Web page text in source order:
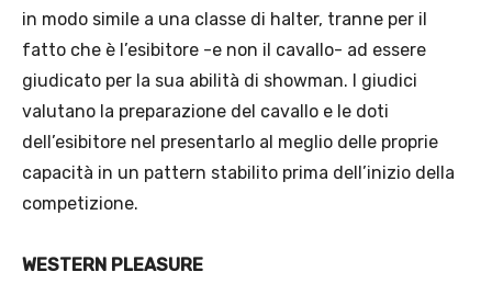
in modo simile a una classe di halter, tranne per il
fatto che è l’esibitore -e non il cavallo- ad essere
giudicato per la sua abilità di showman. I giudici
valutano la preparazione del cavallo e le doti
dell’esibitore nel presentarlo al meglio delle proprie
capacità in un pattern stabilito prima dell’inizio della
competizione.
WESTERN PLEASURE